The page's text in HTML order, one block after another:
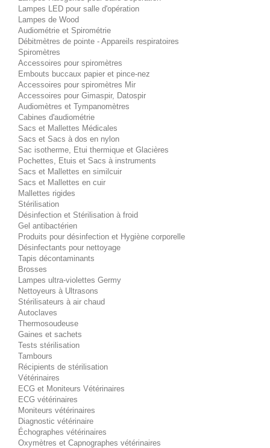
Lampes LED pour salle d'opération
Lampes de Wood
Audiométrie et Spirométrie
Débitmètres de pointe - Appareils respiratoires
Spiromètres
Accessoires pour spiromètres
Embouts buccaux papier et pince-nez
Accessoires pour spiromètres Mir
Accessoires pour Gimaspir, Datospir
Audiomètres et Tympanomètres
Cabines d'audiométrie
Sacs et Mallettes Médicales
Sacs et Sacs à dos en nylon
Sac isotherme, Etui thermique et Glacières
Pochettes, Etuis et Sacs à instruments
Sacs et Mallettes en similcuir
Sacs et Mallettes en cuir
Mallettes rigides
Stérilisation
Désinfection et Stérilisation à froid
Gel antibactérien
Produits pour désinfection et Hygiène corporelle
Désinfectants pour nettoyage
Tapis décontaminants
Brosses
Lampes ultra-violettes Germy
Nettoyeurs à Ultrasons
Stérilisateurs à air chaud
Autoclaves
Thermosoudeuse
Gaines et sachets
Tests stérilisation
Tambours
Récipients de stérilisation
Vétérinaires
ECG et Moniteurs Vétérinaires
ECG vétérinaires
Moniteurs vétérinaires
Diagnostic vétérinaire
Échographes vétérinaires
Oxymètres et Capnographes vétérinaires